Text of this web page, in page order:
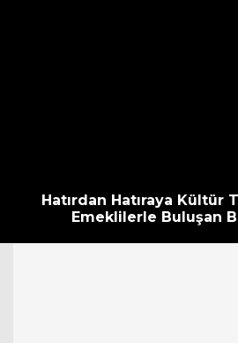
Hatırdan Hatıraya Kültür
Emeklilerle Buluşan